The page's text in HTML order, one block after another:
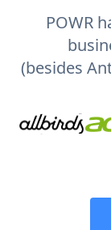
POWR
(besides